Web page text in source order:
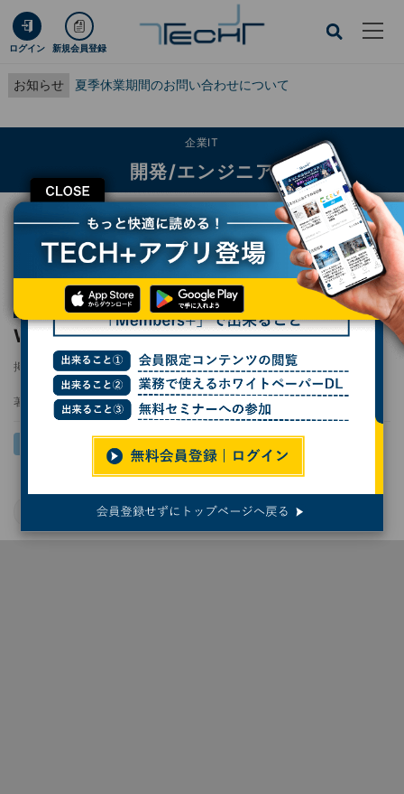
ログイン 新規会員登録
お知らせ 夏季休業期間のお問い合わせについて
CLOSE
企業IT
開発/エンジニア
TECH+ 企業IT 開発/エンジニア Windows 10のサポート終了に備えよ
連載
サイバーセキュリティ最前線
Windows 10のサポート終了に備えよ
掲載日 2025/01/08 09:00
著者： 後藤大地
セキュリティエンジニア